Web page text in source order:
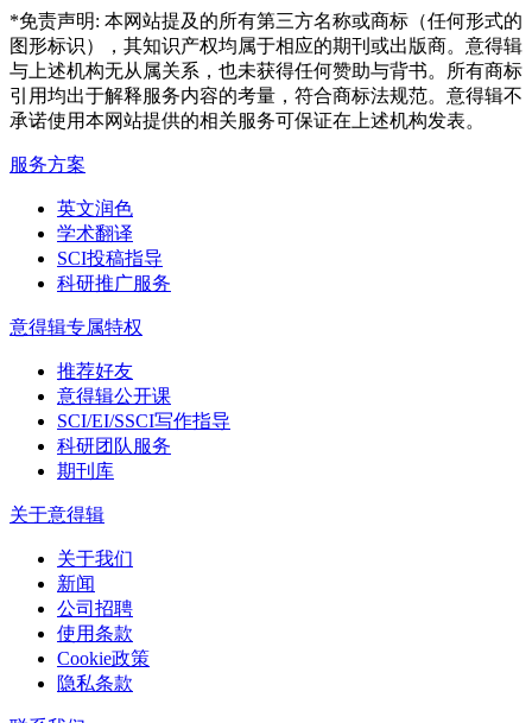
*免责声明: 本网站提及的所有第三方名称或商标（任何形式的
图形标识），其知识产权均属于相应的期刊或出版商。意得辑
与上述机构无从属关系，也未获得任何赞助与背书。所有商标
引用均出于解释服务内容的考量，符合商标法规范。意得辑不
承诺使用本网站提供的相关服务可保证在上述机构发表。
服务方案
英文润色
学术翻译
SCI投稿指导
科研推广服务
意得辑专属特权
推荐好友
意得辑公开课
SCI/EI/SSCI写作指导
科研团队服务
期刊库
关于意得辑
关于我们
新闻
公司招聘
使用条款
Cookie政策
隐私条款